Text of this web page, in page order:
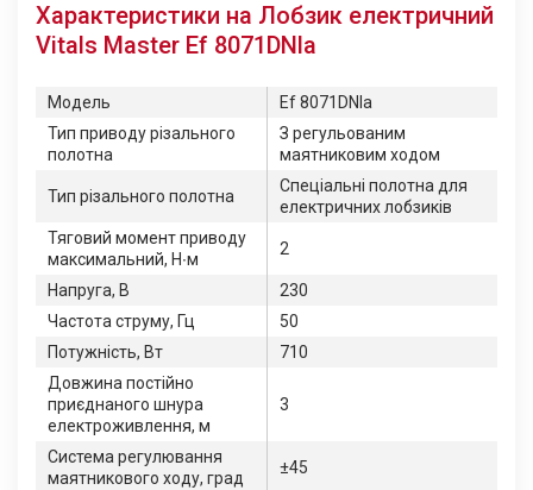
Характеристики на Лобзик електричний
Vitals Master Ef 8071DNla
Модель
Ef 8071DNla
Тип приводу різального
полотна
З регульованим
маятниковим ходом
Тип різального полотна
Спеціальні полотна для
електричних лобзиків
Тяговий момент приводу
максимальний, Н∙м
2
Напруга, В
230
Частота струму, Гц
50
Потужність, Вт
710
Довжина постійно
приєднаного шнура
електроживлення, м
3
Система регулювання
маятникового ходу, град
±45